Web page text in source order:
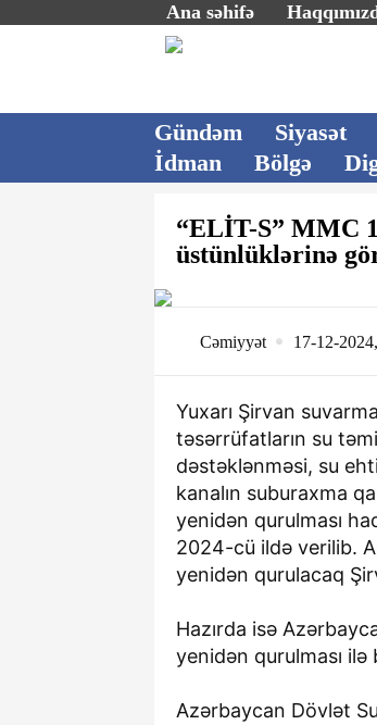
Ana səhifə
Gündəm Siyasət
İdman
Bölgə
“ELİT-S” MMC
üstünlüklərinə
Cəmiyyət 17-12-
Yuxarı Şirvan
təsərrüfatların su
dəstəklənməsi, su
kanalın suburaxma
yenidən qurulması
2024-cü ildə verilib.
yenidən qurulacaq
Hazırda isə
yenidən qurulması
Azərbaycan Dövlət